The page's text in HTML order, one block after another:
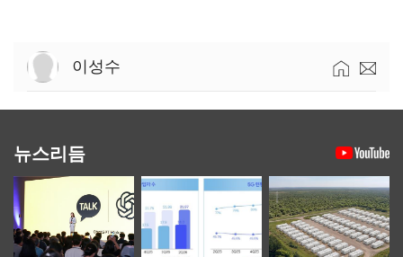
이성수
뉴스리듬